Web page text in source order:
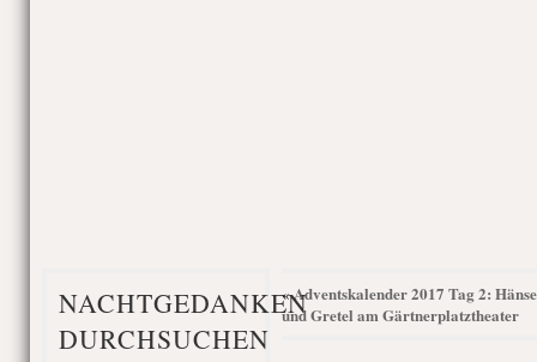
NACHTGEDANKEN
DURCHSUCHEN
«Adventskalender 2017 Tag 2:
und Gretel am Gärtnerplatztheater